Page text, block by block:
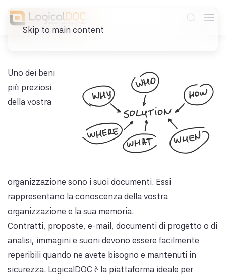
Skip to main content
Uno dei beni
più preziosi
della vostra
organizzazione sono i suoi documenti. Essi
rappresentano la conoscenza della vostra
organizzazione e la sua memoria.
Contratti, proposte, e-mail, documenti di progetto o di
analisi, immagini e suoni devono essere facilmente
reperibili quando ne avete bisogno e mantenuti in
sicurezza. LogicalDOC è la piattaforma ideale per